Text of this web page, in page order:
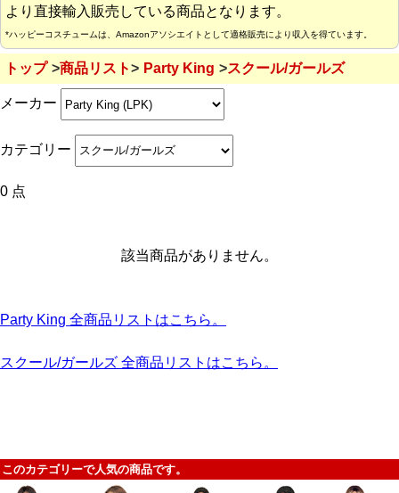
より直接輸入販売している商品となります。
*ハッピーコスチュームは、Amazonアソシエイトとして適格販売により収入を得ています。
トップ 商品リスト Party King スクール/ガールズ
メーカー
カテゴリー
0 点
該当商品がありません。
Party King 全商品リストはこちら。
スクール/ガールズ 全商品リストはこちら。
このカテゴリーで人気の商品です。